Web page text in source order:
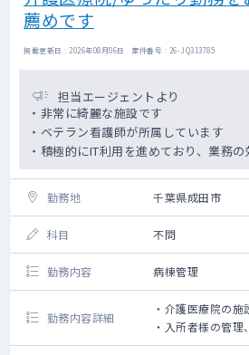
薦めです
掲載更新日 : 2026年08月06日 案件番号 : 26-JQ313785
担当エージェントより
・非常に綺麗な施設です
・ベテラン看護師が所属しています
・積極的にIT利用を進めており、業務
勤務地 千葉県成田市
科目 不問
勤務内容 病棟管理
勤務内容詳細
・介護医療院の施
・入所者様の管
します。